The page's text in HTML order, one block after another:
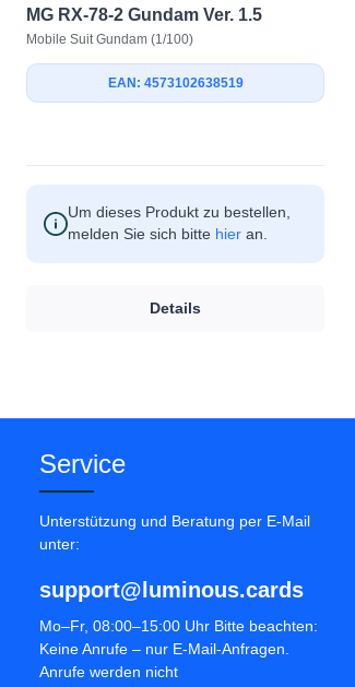
MG RX-78-2 Gundam Ver. 1.5
Mobile Suit Gundam (1/100)
EAN: 4573102638519
Um dieses Produkt zu bestellen,
melden Sie sich bitte hier an.
Details
Service
Unterstützung und Beratung per E-Mail
unter:
support@luminous.cards
Mo–Fr, 08:00–15:00 Uhr Bitte beachten:
Keine Anrufe – nur E-Mail-Anfragen.
Anrufe werden nicht